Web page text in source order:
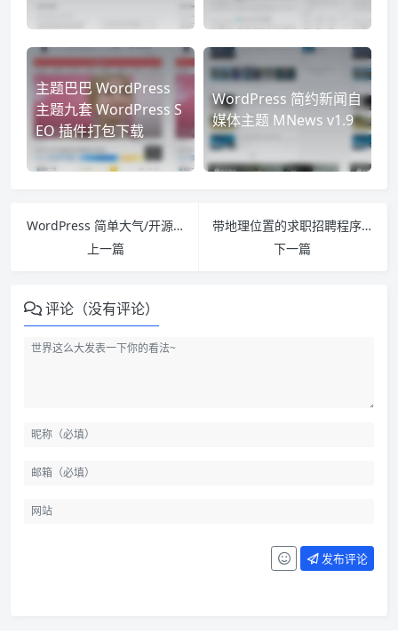
主题巴巴 WordPress
主题九套 WordPress S
EO 插件打包下载
WordPress 简约新闻自
媒体主题 MNews v1.9
WordPress 简单大气/开源免费/响应式博客主题：Dobby
上一篇
带地理位置的求职招聘程序：JobClass v3.6 商业源码免费下载
下一篇
评论（没有评论）
发布评论